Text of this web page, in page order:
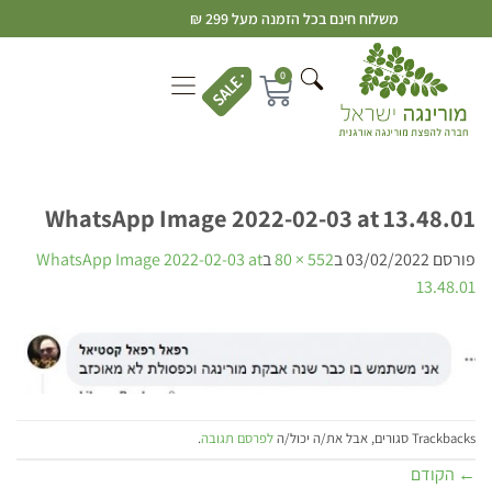
משלוח חינם בכל הזמנה מעל 299 ₪
0
WhatsApp Image 2022-02-03 at 13.48.01
פורסם03/02/2022ב552 × 80 בWhatsApp Image 2022-02-03 at
13.48.01
Trackbacks סגורים, אבל את/ה יכול/ה לפרסם תגובה.
← הקודם